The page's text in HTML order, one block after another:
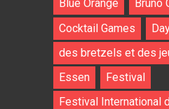
Blue Orange
Bruno
Cocktail Games
des bretzels et des
Essen
Festival
Festival International